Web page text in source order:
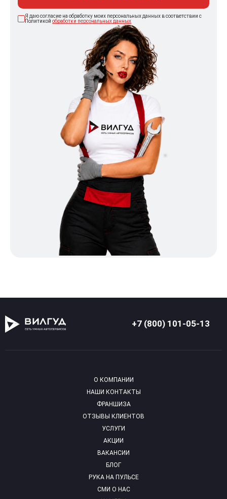
Я даю согласие на обработку моих персональных данных в соответствии с
Политикой обработки персональных данных
+7 (800) 101-05-13
О КОМПАНИИ
НАШИ КОНТАКТЫ
ФРАНШИЗА
ОТЗЫВЫ КЛИЕНТОВ
УСЛУГИ
АКЦИИ
ВАКАНСИИ
БЛОГ
РУКА НА ПУЛЬСЕ
СМИ О НАС